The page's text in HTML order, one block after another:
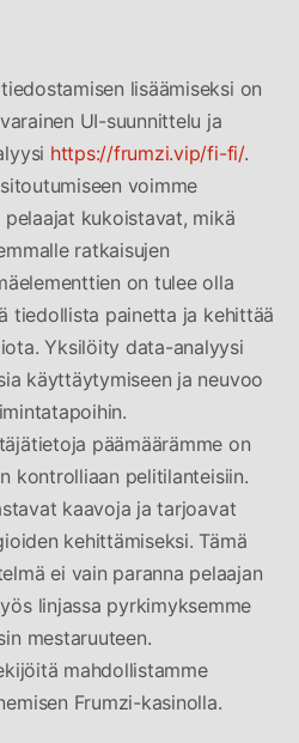
lisäämiseksi on
UI-suunnittelu ja
https://frumzi.vip/fi-fi/.
voimme
kukoistavat, mikä
ratkaisujen
on tulee olla
tiedollista painetta ja kehittää
Yksilöity data-analyysi
käyttäytymiseen ja neuvoo
päämäärämme on
kontrolliaan pelitilanteisiin.
kaavoja ja tarjoavat
kehittämiseksi. Tämä
ei vain paranna pelaajan
linjassa pyrkimyksemme
mestaruuteen.
mahdollistamme
Frumzi-kasinolla.